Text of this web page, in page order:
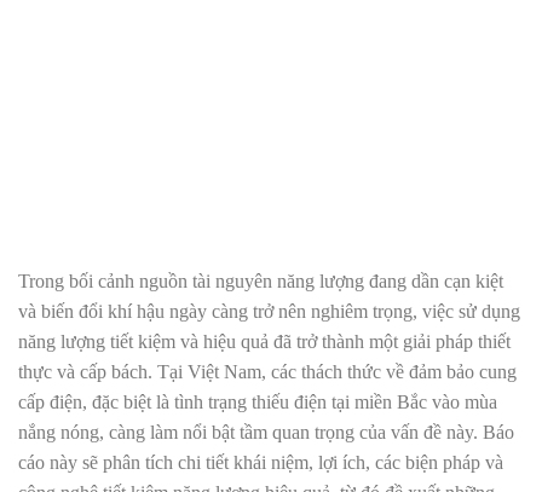
Trong bối cảnh nguồn tài nguyên năng lượng đang dần cạn kiệt
và biến đổi khí hậu ngày càng trở nên nghiêm trọng, việc sử dụng
năng lượng tiết kiệm và hiệu quả đã trở thành một giải pháp thiết
thực và cấp bách. Tại Việt Nam, các thách thức về đảm bảo cung
cấp điện, đặc biệt là tình trạng thiếu điện tại miền Bắc vào mùa
nắng nóng, càng làm nổi bật tầm quan trọng của vấn đề này. Báo
cáo này sẽ phân tích chi tiết khái niệm, lợi ích, các biện pháp và